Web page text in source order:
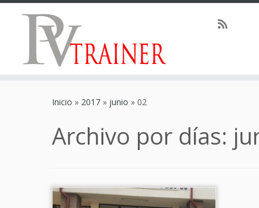
Inicio » 2017 » junio » 02
Archivo por días: